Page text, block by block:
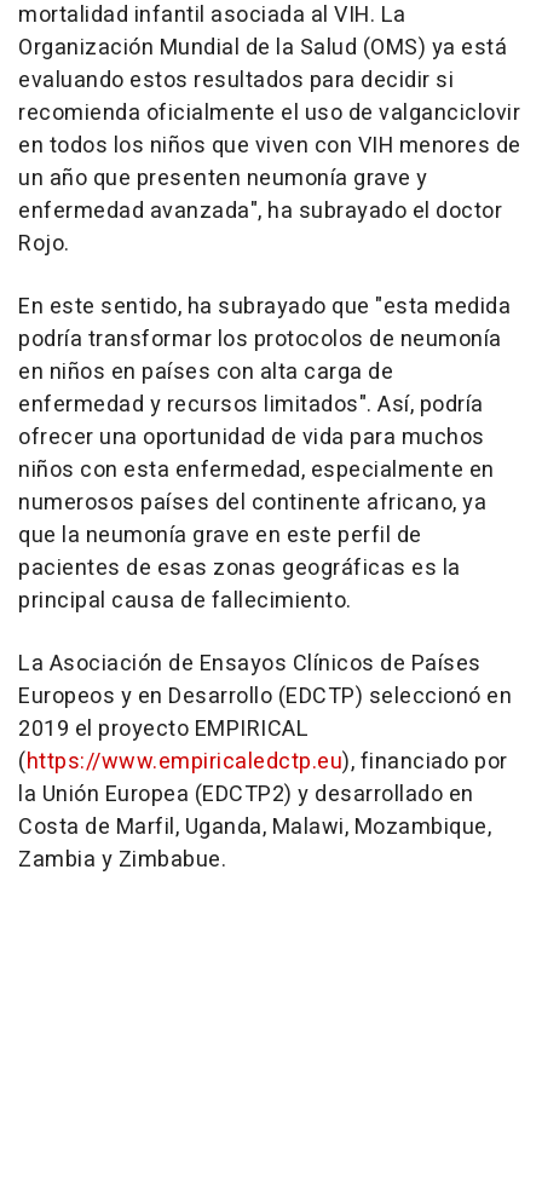
mortalidad infantil asociada al VIH. La
Organización Mundial de la Salud (OMS) ya está
evaluando estos resultados para decidir si
recomienda oficialmente el uso de valganciclovir
en todos los niños que viven con VIH menores de
un año que presenten neumonía grave y
enfermedad avanzada", ha subrayado el doctor
Rojo.
En este sentido, ha subrayado que "esta medida
podría transformar los protocolos de neumonía
en niños en países con alta carga de
enfermedad y recursos limitados". Así, podría
ofrecer una oportunidad de vida para muchos
niños con esta enfermedad, especialmente en
numerosos países del continente africano, ya
que la neumonía grave en este perfil de
pacientes de esas zonas geográficas es la
principal causa de fallecimiento.
La Asociación de Ensayos Clínicos de Países
Europeos y en Desarrollo (EDCTP) seleccionó en
2019 el proyecto EMPIRICAL
(https://www.empiricaledctp.eu), financiado por
la Unión Europea (EDCTP2) y desarrollado en
Costa de Marfil, Uganda, Malawi, Mozambique,
Zambia y Zimbabue.